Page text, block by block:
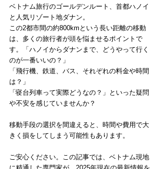
ベトナム旅行のゴールデンルート、首都ハノイ
と人気リゾート地ダナン。
この2都市間の約800kmという長い距離の移動
は、多くの旅行者が頭を悩ませるポイントで
す。「ハノイからダナンまで、どうやって行く
のが一番いいの？」
「飛行機、鉄道、バス、それぞれの料金や時間
は？」
「寝台列車って実際どうなの？」といった疑問
や不安を感じていませんか？
移動手段の選択を間違えると、時間や費用で大
きく損をしてしまう可能性もあります。
ご安心ください。この記事では、ベトナム現地